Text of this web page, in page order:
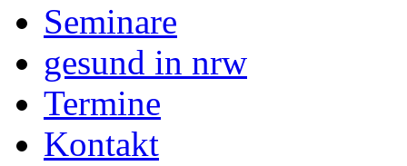
Seminare
gesund in nrw
Termine
Kontakt